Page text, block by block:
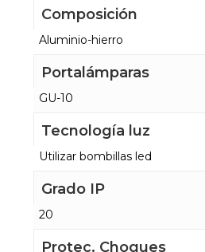
Composición
Aluminio-hierro
Portalámparas
GU-10
Tecnología luz
Utilizar bombillas led
Grado IP
20
Protec. Choques